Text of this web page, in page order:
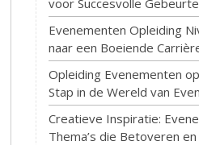
Evenementen Opleiding
naar een Boeiende
Opleiding Evenementen
Stap in de Wereld van
Creatieve Inspiratie:
Thema’s die Betoveren